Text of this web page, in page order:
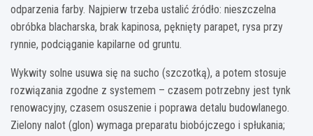
odparzenia farby. Najpierw trzeba ustalić źródło: nieszczelna
obróbka blacharska, brak kapinosa, pęknięty parapet, rysa przy
rynnie, podciąganie kapilarne od gruntu.
Wykwity solne usuwa się na sucho (szczotką), a potem stosuje
rozwiązania zgodne z systemem – czasem potrzebny jest tynk
renowacyjny, czasem osuszenie i poprawa detalu budowlanego.
Zielony nalot (glon) wymaga preparatu biobójczego i spłukania;